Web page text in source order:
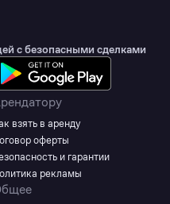
с безопасными сделками
взять в аренду
оферты
и гарантии
рекламы